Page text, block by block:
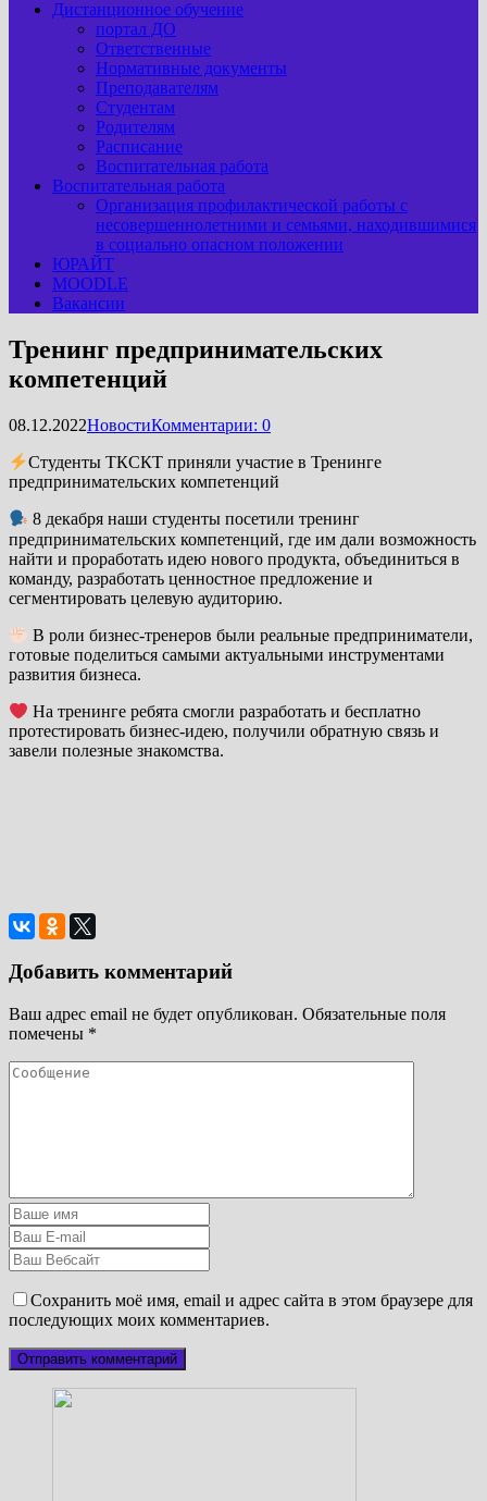
Дистанционное обучение
портал ДО
Ответственные
Нормативные документы
Преподавателям
Студентам
Родителям
Расписание
Воспитательная работа
Воспитательная работа
Организация профилактической работы с
несовершеннолетними и семьями, находившимися
в социально опасном положении
ЮРАЙТ
MOODLE
Вакансии
Тренинг предпринимательских
компетенций
08.12.2022НовостиКомментарии: 0
Студенты ТКСКТ приняли участие в Тренинге
предпринимательских компетенций
8 декабря наши студенты посетили тренинг
предпринимательских компетенций, где им дали возможность
найти и проработать идею нового продукта, объединиться в
команду, разработать ценностное предложение и
сегментировать целевую аудиторию.
В роли бизнес-тренеров были реальные предприниматели,
готовые поделиться самыми актуальными инструментами
развития бизнеса.
На тренинге ребята смогли разработать и бесплатно
протестировать бизнес-идею, получили обратную связь и
завели полезные знакомства.
Добавить комментарий
Ваш адрес email не будет опубликован. Обязательные поля
помечены *
Сохранить моё имя, email и адрес сайта в этом браузере для
последующих моих комментариев.